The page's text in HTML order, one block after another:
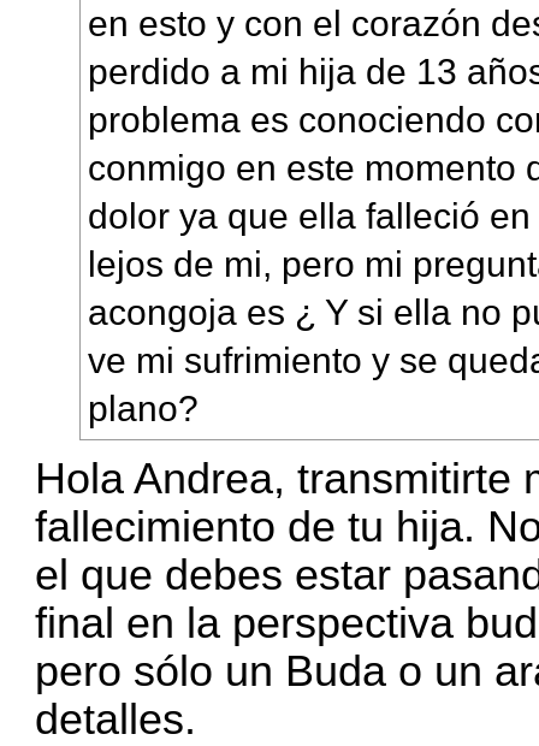
en esto y con el corazón
perdido a mi hija de 13
problema es conociendo
conmigo en este momento
dolor ya que ella falleció
lejos de mi, pero mi
acongoja es ¿ Y si ella no
ve mi sufrimiento y se
plano?
Hola Andrea, transmitirte
fallecimiento de tu hija.
el que debes estar
final en la perspectiva
pero sólo un Buda o un
detalles.